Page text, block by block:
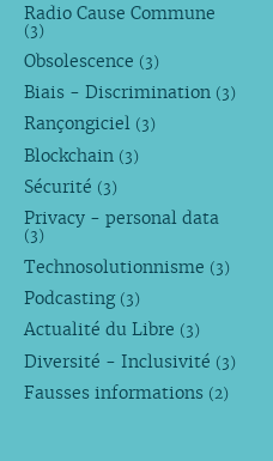
Radio Cause Commune
(3)
Obsolescence (3)
Biais - Discrimination (3)
Rançongiciel (3)
Blockchain (3)
Sécurité (3)
Privacy - personal data
(3)
Technosolutionnisme (3)
Podcasting (3)
Actualité du Libre (3)
Diversité - Inclusivité (3)
Fausses informations (2)